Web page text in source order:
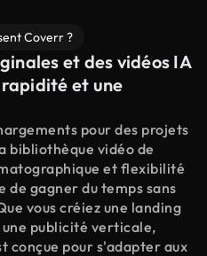
Coverr ?
et des vidéos IA
et une
pour des projets
bibliothèque vidéo de
et flexibilité
gagner du temps sans
vous créiez une landing
une publicité verticale,
conçue pour s'adapter aux